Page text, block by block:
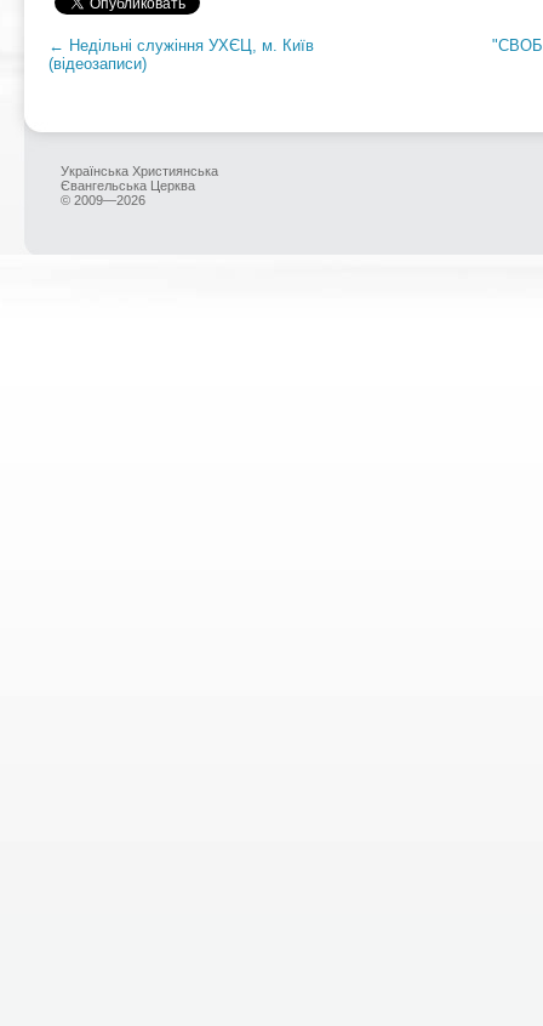
← Недільні служіння УХЄЦ, м. Київ
(відеозаписи)
Українська Християнська
Євангельська Церква
© 2009—2026